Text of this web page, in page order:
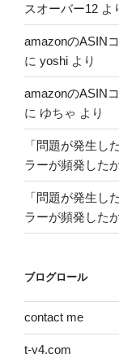
スオーバー12 よ
amazonのASIN
に yoshi より
amazonのASIN
に ゆちゃ より
「問題が発生
ラーが頻発した
「問題が発生
ラーが頻発した
ブログロール
contact me
t-y4.com